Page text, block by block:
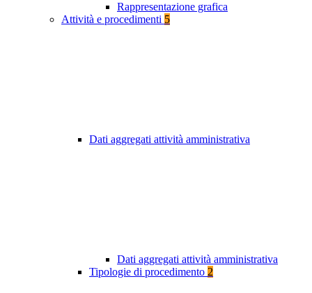
Rappresentazione grafica
Attività e procedimenti 5
Dati aggregati attività amministrativa
Dati aggregati attività amministrativa
Tipologie di procedimento 2